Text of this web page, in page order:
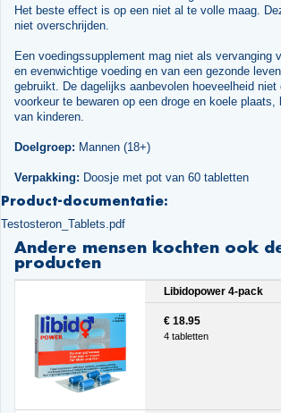
Het beste effect is op een niet al te volle maag.
niet overschrijden.
Een voedingssupplement mag niet als vervanging
en evenwichtige voeding en van een gezonde
gebruikt. De dagelijks aanbevolen hoeveelheid niet
voorkeur te bewaren op een droge en koele plaats,
van kinderen.
Doelgroep: Mannen (18+)
Verpakking: Doosje met pot van 60 tabletten
Product-documentatie:
Testosteron_Tablets.pdf
Andere mensen kochten ook
producten
Libidopower 4-pack
€ 18.95
4 tabletten